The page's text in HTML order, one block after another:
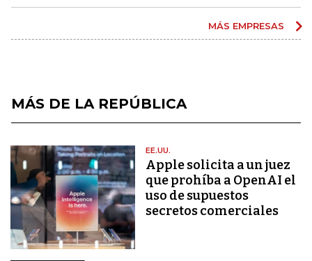
MÁS EMPRESAS
MÁS DE LA REPÚBLICA
EE.UU.
Apple solicita a un juez
que prohíba a OpenAI el
uso de supuestos
secretos comerciales